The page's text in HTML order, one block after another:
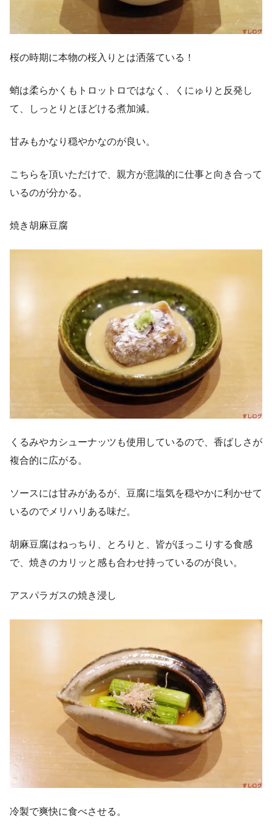
桜の時期に本物の桜入りとは洒落ている！
蛸は柔らかくもトロットロではなく、くにゅりと反発し
て、しっとりとほどける煮加減。
甘みもかなり穏やかなのが良い。
こちらを頂いただけで、親方が意識的に仕事と向き合って
いるのが分かる。
焼き胡麻豆腐
くるみやカシューナッツも使用しているので、香ばしさが
複合的に広がる。
ソースには甘みがあるが、豆腐に塩気を穏やかに利かせて
いるのでメリハリある味だ。
胡麻豆腐はねっちり、とろりと、皆がほっこりする食感
で、焼きのカリッと感も合わせ持っているのが良い。
アスパラガスの焼き浸し
冷製で爽快に食べさせる。